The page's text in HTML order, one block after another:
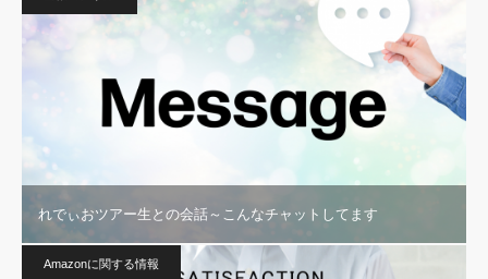
れでぃおツアー生との会話～こんなチャットしてます
Amazonに関する情報